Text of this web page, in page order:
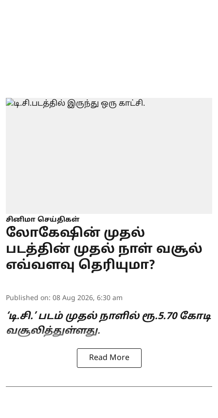
சினிமா செய்திகள்
லோகேஷின் முதல்
படத்தின் முதல் நாள் வசூல்
எவ்வளவு தெரியுமா?
Published on: 08 Aug 2026, 6:30 am
‘டி.சி.’ படம் முதல் நாளில் ரூ.5.70 கோடி
வசூலித்துள்ளது.
Read More